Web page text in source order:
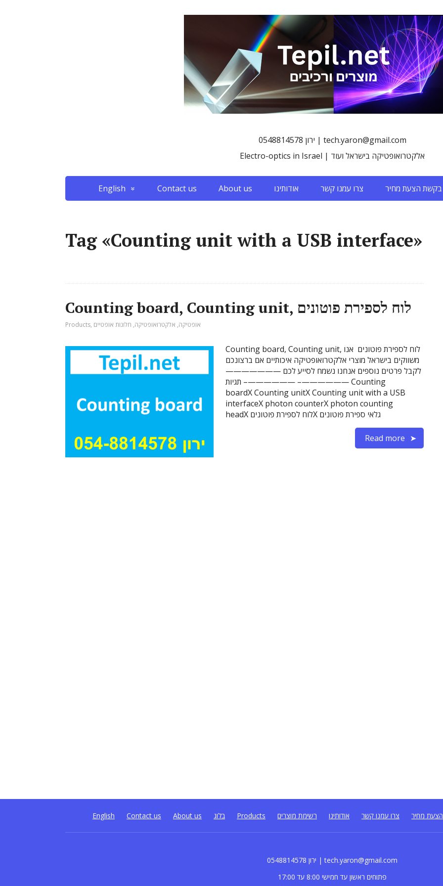
0548814578 ירון | tech.yaron@gmail.com
Electro-optics in Israel | אלקטרואופטיקה בישראל ועוד
English Contact us About us אודותינו צרו עמנו קשר בקשת הצעת מחיר
Tag «Counting unit with a USB interface»
Counting board, Counting unit, לוח לספירת פוטונים
Products, אופטיקה, אלקטרואופטיקה, חלונות אופטיים
Counting board, Counting unit, לוח לספירת פוטונים אנו
משווקים בישראל מוצרי אלקטרואופטיקה איכותיים אם ברצונכם
לקבל פרטים נוספים אנחנו נשמח לסייע לכם ———————
——————– ——————– תגיות Counting
boardX Counting unitX Counting unit with a USB
interfaceX photon counterX photon counting
headX לוח לספירת פוטוניםX גלאי ספירת פוטונים
Read more
English Contact us About us בלוג Products רשימת מוצרים אודותינו צרו עמנו קשר מחיר
0548814578 ירון | tech.yaron@gmail.com
פתוחים ראשון עד חמישי 8:00 עד 17:00